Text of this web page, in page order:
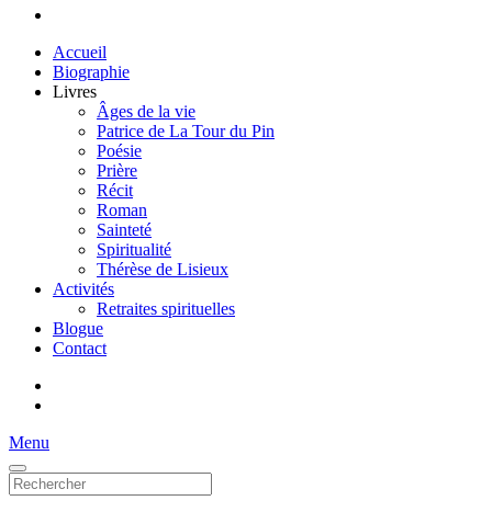
Accueil
Biographie
Livres
Âges de la vie
Patrice de La Tour du Pin
Poésie
Prière
Récit
Roman
Sainteté
Spiritualité
Thérèse de Lisieux
Activités
Retraites spirituelles
Blogue
Contact
Menu